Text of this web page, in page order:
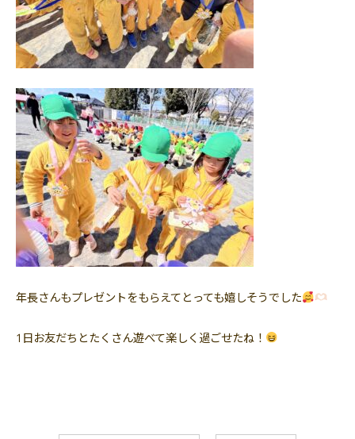
年長さんもプレゼントをもらえてとっても嬉しそうでした
1日お友だちとたくさん遊べて楽しく過ごせたね！